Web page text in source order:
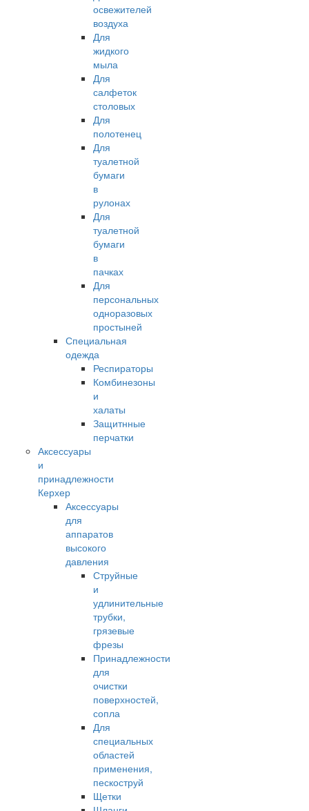
освежителей
воздуха
Для
жидкого
мыла
Для
салфеток
столовых
Для
полотенец
Для
туалетной
бумаги
в
рулонах
Для
туалетной
бумаги
в
пачках
Для
персональных
одноразовых
простыней
Специальная
одежда
Респираторы
Комбинезоны
и
халаты
Защитнные
перчатки
Аксессуары
и
принадлежности
Керхер
Аксессуары
для
аппаратов
высокого
давления
Струйные
и
удлинительные
трубки,
грязевые
фрезы
Принадлежности
для
очистки
поверхностей,
сопла
Для
специальных
областей
применения,
пескоструй
Щетки